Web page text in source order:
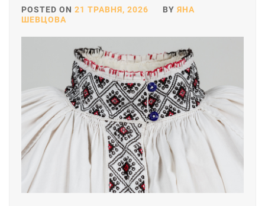
POSTED ON 21 ТРАВНЯ, 2026 BY ЯНА
ШЕВЦОВА